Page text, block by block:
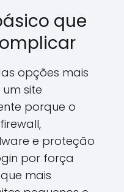
que
opções mais
site
porque o
e proteção
por força
mais